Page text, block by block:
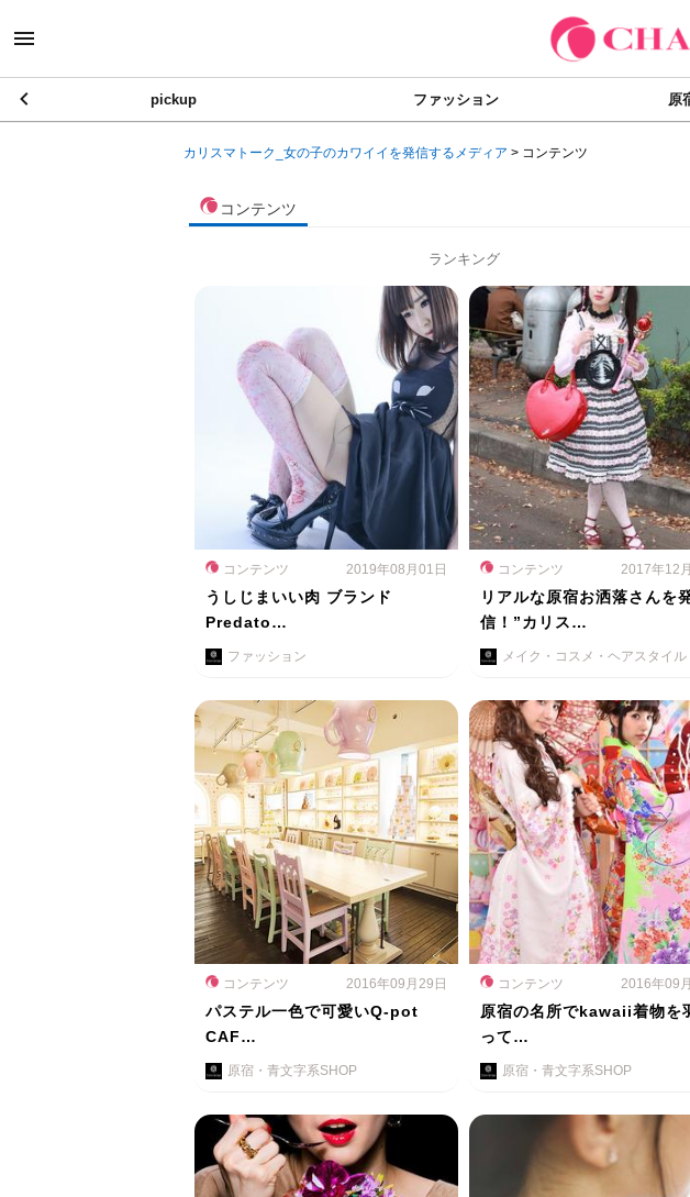
pickup ファッション 原
カリスマトーク_女の子のカワイイを発信するメディア > コンテンツ
コンテンツ
ランキング
コンテンツ 2019年08月01日
うしじまいい肉 ブランド
Predato…
ファッション
コンテンツ 2017年12
リアルな原宿お洒落さんを
信！”カリス…
メイク・コスメ・ヘアスタイル
コンテンツ 2016年09月29日
パステル一色で可愛いQ-pot
CAF…
原宿・青文字系SHOP
コンテンツ 2016年09
原宿の名所でkawaii着物を
って…
原宿・青文字系SHOP